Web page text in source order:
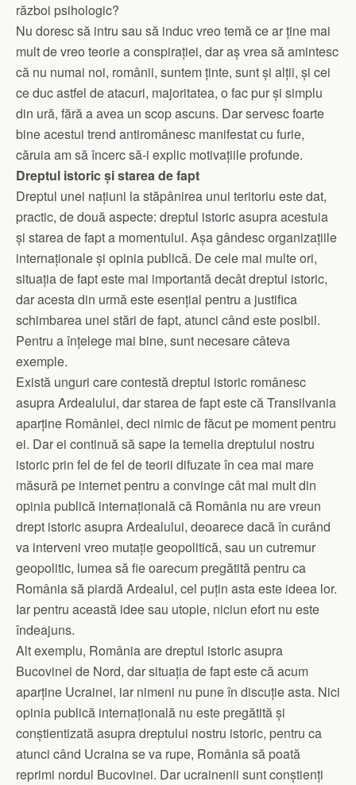
război psihologic?
Nu doresc să intru sau să induc vreo temă ce ar ține mai
mult de vreo teorie a conspirației, dar aș vrea să amintesc
că nu numai noi, românii, suntem ținte, sunt și alții, și cei
ce duc astfel de atacuri, majoritatea, o fac pur și simplu
din ură, fără a avea un scop ascuns. Dar servesc foarte
bine acestui trend antiromânesc manifestat cu furie,
căruia am să încerc să-i explic motivațiile profunde.
Dreptul istoric și starea de fapt
Dreptul unei națiuni la stăpânirea unui teritoriu este dat,
practic, de două aspecte: dreptul istoric asupra acestuia
și starea de fapt a momentului. Așa gândesc organizațiile
internaționale și opinia publică. De cele mai multe ori,
situația de fapt este mai importantă decât dreptul istoric,
dar acesta din urmă este esențial pentru a justifica
schimbarea unei stări de fapt, atunci când este posibil.
Pentru a înțelege mai bine, sunt necesare câteva
exemple.
Există unguri care contestă dreptul istoric românesc
asupra Ardealului, dar starea de fapt este că Transilvania
aparține României, deci nimic de făcut pe moment pentru
ei. Dar ei continuă să sape la temelia dreptului nostru
istoric prin fel de fel de teorii difuzate în cea mai mare
măsură pe internet pentru a convinge cât mai mult din
opinia publică internațională că România nu are vreun
drept istoric asupra Ardealului, deoarece dacă în curând
va interveni vreo mutație geopolitică, sau un cutremur
geopolitic, lumea să fie oarecum pregătită pentru ca
România să piardă Ardealul, cel puțin asta este ideea lor.
Iar pentru această idee sau utopie, niciun efort nu este
îndeajuns.
Alt exemplu, România are dreptul istoric asupra
Bucovinei de Nord, dar situația de fapt este că acum
aparține Ucrainei, iar nimeni nu pune în discuție asta. Nici
opinia publică internațională nu este pregătită și
conștientizată asupra dreptului nostru istoric, pentru ca
atunci când Ucraina se va rupe, România să poată
reprimi nordul Bucovinei. Dar ucrainenii sunt conștienți